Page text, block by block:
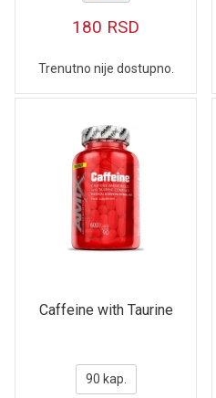
180 RSD
Trenutno nije dostupno.
Caffeine with Taurine
90 kap.